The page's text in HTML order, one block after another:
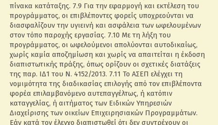
πίνακα κατάταξης. 7.9 Για την εφαρμογή και εκτέλεση του
προγράμματος, οι επιβλέποντες φορείς υποχρεούνται να
διασφαλίζουν την υγιεινή και ασφάλεια των ωφελουμένων
στον τόπο παροχής εργασίας. 7.10 Με τη λήξη του
προγράμματος, οι ωφελούμενοι απολύονται αυτοδικαίως,
χωρίς καμία αποζημίωση και χωρίς να απαιτείται η έκδοση
διαπιστωτικής πράξης, όπως ορίζουν οι σχετικές διατάξεις
της παρ. ΙΔ1 του Ν. 4152/2013. 7.11 Το ΑΣΕΠ ελέγχει τη
νομιμότητα της διαδικασίας επιλογής από τον επιβλέποντα
φορέα επιλαμβανόμενο αυτεπαγγέλτως, ή κατόπιν
καταγγελίας, ή αιτήματος των Ειδικών Υπηρεσιών
Διαχείρισης των οικείων Επιχειρησιακών Προγραμμάτων.
Εάν κατά τον έλεγχο διαπιστωθεί ότι δεν συντρέχουν οι